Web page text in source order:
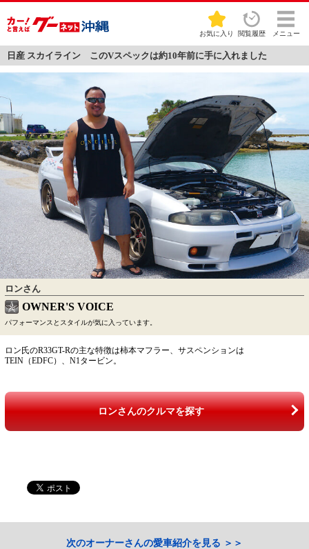
お気に入り 閲覧履歴 メニュー
日産 スカイライン このVスペックは約10年前に手に入れました
ロンさん
OWNER'S VOICE
パフォーマンスとスタイルが気に入っています。
ロン氏のR33GT-Rの主な特徴は柿本マフラー、サスペンションは
TEIN（EDFC）、N1タービン。
ロンさんのクルマを探す
次のオーナーさんの愛車紹介を見る